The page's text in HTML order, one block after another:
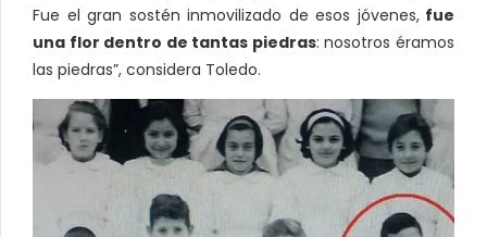
Fue el gran sostén inmovilizado de esos jóvenes,fue
una flor dentro de tantas piedras: nosotros éramos
las piedras”, considera Toledo.